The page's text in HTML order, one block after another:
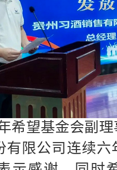
希望基金会副
有限公司连续